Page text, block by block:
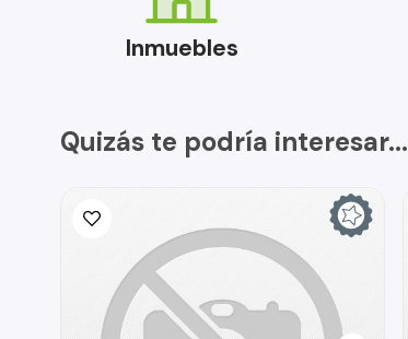
Inmuebles
Quizás te podría interesar...